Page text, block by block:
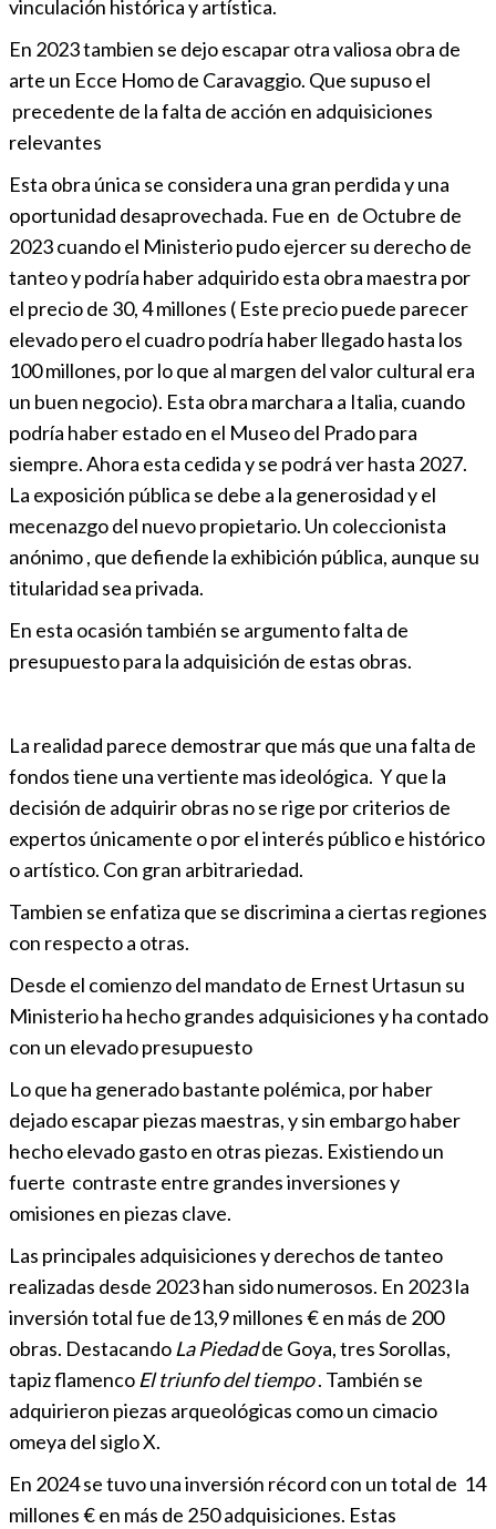
vinculación histórica y artística.
En 2023 tambien se dejo escapar otra valiosa obra de
arte un Ecce Homo de Caravaggio. Que supuso el
precedente de la falta de acción en adquisiciones
relevantes
Esta obra única se considera una gran perdida y una
oportunidad desaprovechada. Fue en de Octubre de
2023 cuando el Ministerio pudo ejercer su derecho de
tanteo y podría haber adquirido esta obra maestra por
el precio de 30, 4 millones ( Este precio puede parecer
elevado pero el cuadro podría haber llegado hasta los
100 millones, por lo que al margen del valor cultural era
un buen negocio). Esta obra marchara a Italia, cuando
podría haber estado en el Museo del Prado para
siempre. Ahora esta cedida y se podrá ver hasta 2027.
La exposición pública se debe a la generosidad y el
mecenazgo del nuevo propietario. Un coleccionista
anónimo , que defiende la exhibición pública, aunque su
titularidad sea privada.
En esta ocasión también se argumento falta de
presupuesto para la adquisición de estas obras.
La realidad parece demostrar que más que una falta de
fondos tiene una vertiente mas ideológica. Y que la
decisión de adquirir obras no se rige por criterios de
expertos únicamente o por el interés público e histórico
o artístico. Con gran arbitrariedad.
Tambien se enfatiza que se discrimina a ciertas regiones
con respecto a otras.
Desde el comienzo del mandato de Ernest Urtasun su
Ministerio ha hecho grandes adquisiciones y ha contado
con un elevado presupuesto
Lo que ha generado bastante polémica, por haber
dejado escapar piezas maestras, y sin embargo haber
hecho elevado gasto en otras piezas. Existiendo un
fuerte contraste entre grandes inversiones y
omisiones en piezas clave.
Las principales adquisiciones y derechos de tanteo
realizadas desde 2023 han sido numerosos. En 2023 la
inversión total fue de13,9 millones € en más de 200
obras. Destacando La Piedadde Goya, tres Sorollas,
tapiz flamenco El triunfo del tiempo. También se
adquirieron piezas arqueológicas como un cimacio
omeya del siglo X.
En 2024 se tuvo una inversión récord con un total de 14
millones € en más de 250 adquisiciones. Estas